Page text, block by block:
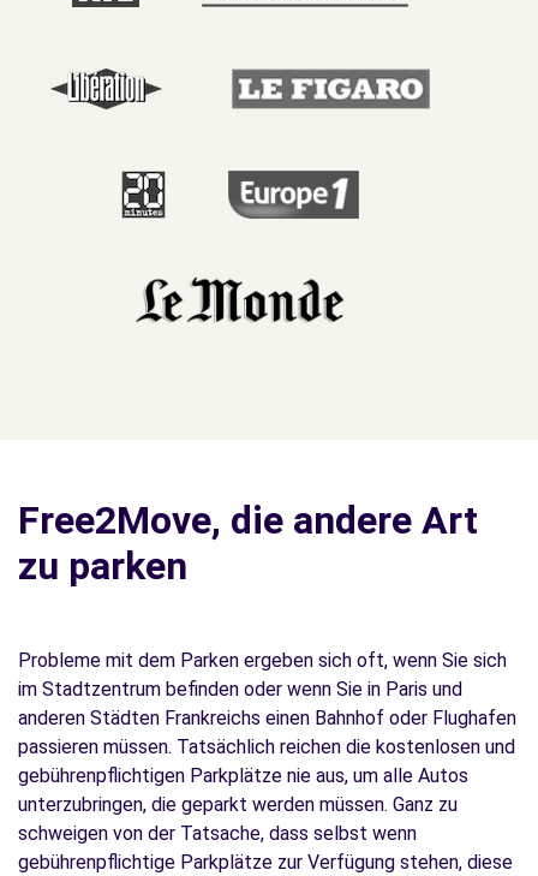
Free2Move, die andere Art
zu parken
Probleme mit dem Parken ergeben sich oft, wenn Sie sich
im Stadtzentrum befinden oder wenn Sie in Paris und
anderen Städten Frankreichs einen Bahnhof oder Flughafen
passieren müssen. Tatsächlich reichen die kostenlosen und
gebührenpflichtigen Parkplätze nie aus, um alle Autos
unterzubringen, die geparkt werden müssen. Ganz zu
schweigen von der Tatsache, dass selbst wenn
gebührenpflichtige Parkplätze zur Verfügung stehen, diese